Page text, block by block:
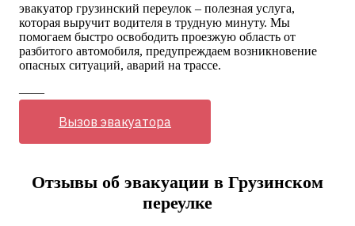
эвакуатор грузинский переулок – полезная услуга,
которая выручит водителя в трудную минуту. Мы
помогаем быстро освободить проезжую область от
разбитого автомобиля, предупреждаем возникновение
опасных ситуаций, аварий на трассе.
——
Вызов эвакуатора
Отзывы об эвакуации в Грузинском
переулке